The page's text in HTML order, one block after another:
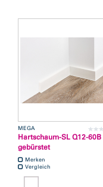
MEGA
Hartschaum-SL Q12-60B
gebürstet
Merken
Vergleich